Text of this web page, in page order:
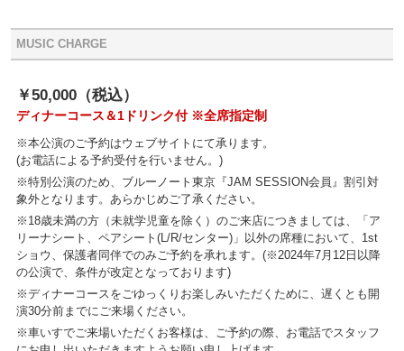
MUSIC CHARGE
￥50,000（税込）
ディナーコース＆1ドリンク付 ※全席指定制
※本公演のご予約はウェブサイトにて承ります。
(お電話による予約受付を行いません。)
※特別公演のため、ブルーノート東京『JAM SESSION会員』割引対
象外となります。あらかじめご了承ください。
※18歳未満の方（未就学児童を除く）のご来店につきましては、「ア
リーナシート、ペアシート(L/R/センター)」以外の席種において、1st
ショウ、保護者同伴でのみご予約を承れます。(※2024年7月12日以降
の公演で、条件が改定となっております)
※ディナーコースをごゆっくりお楽しみいただくために、遅くとも開
演30分前までにご来場ください。
※車いすでご来場いただくお客様は、ご予約の際、お電話でスタッフ